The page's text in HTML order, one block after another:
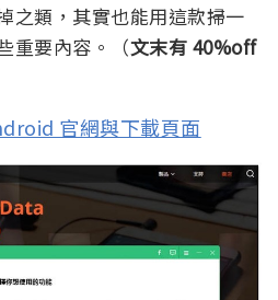
之類，其實也能用這款掃一
重要內容。（文末有 40%off
官網與下載頁面